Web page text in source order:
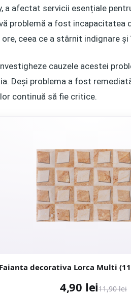
a afectat servicii esențiale
problemă a fost incapacitatea
ceea ce a stârnit indignare
cauzele acestei
Deși problema a fost
continuă să fie critice.
4,90 lei11,90 lei